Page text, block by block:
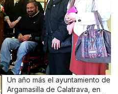
Un año más el ayuntamiento de
Argamasilla de Calatrava, en